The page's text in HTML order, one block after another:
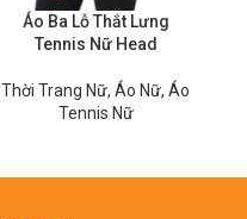
Áo Ba Lỗ Thắt Lưng
Tennis Nữ Head
Thời Trang Nữ, Áo Nữ, Áo
Tennis Nữ